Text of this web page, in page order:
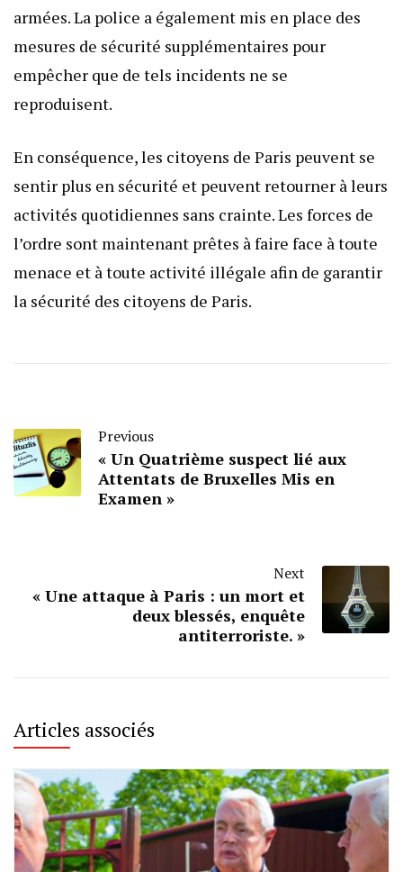
armées. La police a également mis en place des
mesures de sécurité supplémentaires pour
empêcher que de tels incidents ne se
reproduisent.
En conséquence, les citoyens de Paris peuvent se
sentir plus en sécurité et peuvent retourner à leurs
activités quotidiennes sans crainte. Les forces de
l’ordre sont maintenant prêtes à faire face à toute
menace et à toute activité illégale afin de garantir
la sécurité des citoyens de Paris.
Previous
« Un Quatrième suspect lié aux
Attentats de Bruxelles Mis en
Examen »
Next
« Une attaque à Paris : un mort et
deux blessés, enquête
antiterroriste. »
Articles associés